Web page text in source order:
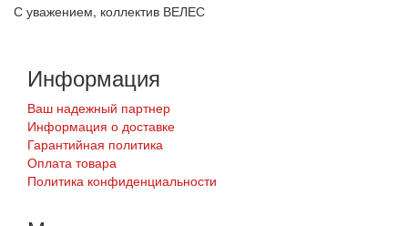
С уважением, коллектив ВЕЛЕС
Информация
Ваш надежный партнер
Информация о доставке
Гарантийная политика
Оплата товара
Политика конфиденциальности